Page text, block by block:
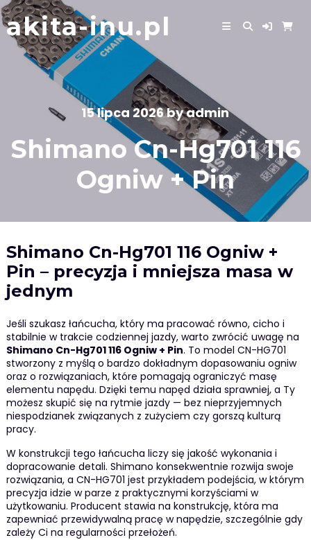
Skip
to
content
akita-inu.pl
15 lipca 2026byadmin
Shimano Cn-Hg701 116
Ogniw + Pin
Shimano Cn-Hg701 116 Ogniw +
Pin – precyzja i mniejsza masa w
jednym
Jeśli szukasz łańcucha, który ma pracować równo, cicho i
stabilnie w trakcie codziennej jazdy, warto zwrócić uwagę na
Shimano Cn-Hg701 116 Ogniw + Pin. To model CN-HG701
stworzony z myślą o bardzo dokładnym dopasowaniu ogniw
oraz o rozwiązaniach, które pomagają ograniczyć masę
elementu napędu. Dzięki temu napęd działa sprawniej, a Ty
możesz skupić się na rytmie jazdy — bez nieprzyjemnych
niespodzianek związanych z zużyciem czy gorszą kulturą
pracy.
W konstrukcji tego łańcucha liczy się jakość wykonania i
dopracowanie detali. Shimano konsekwentnie rozwija swoje
rozwiązania, a CN-HG701 jest przykładem podejścia, w którym
precyzja idzie w parze z praktycznymi korzyściami w
użytkowaniu. Producent stawia na konstrukcję, która ma
zapewniać przewidywalną pracę w napędzie, szczególnie gdy
zależy Ci na regularności przełożeń.